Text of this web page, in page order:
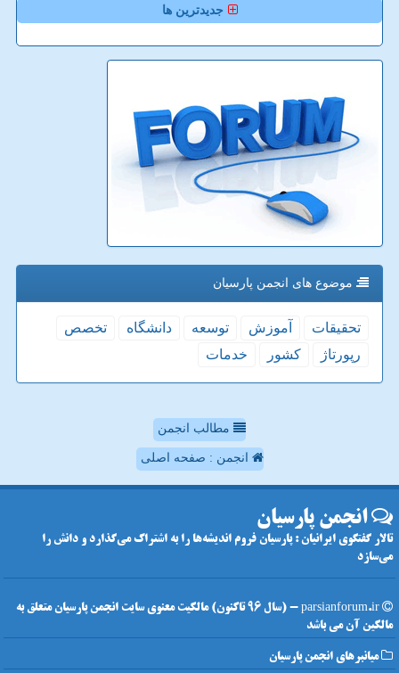
جدیدترین ها
موضوع های انجمن پارسیان
تحقیقات آموزش توسعه دانشگاه
تخصص
رپورتاژ
كشور خدمات
مطالب انجمن
انجمن : صفحه اصلی
انجمن پارسیان
تالار گفتگوی ایرانیان : پارسیان فروم اندیشه‌ها را به اشتراک می‌گذارد و دانش را
می‌سازد
parsianforum.ir - (سال 96 تاکنون) مالکیت معنوی سایت انجمن پارسیان متعلق به
مالکین آن می باشد
میانبرهای انجمن پارسیان